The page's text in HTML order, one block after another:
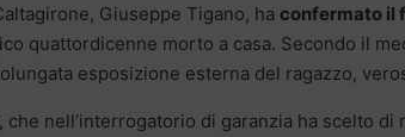
Giuseppe Tigano, ha confermato il
quattordicenne morto a casa. Secondo il
esposizione esterna del ragazzo,
che nell’interrogatorio di garanzia ha scelto